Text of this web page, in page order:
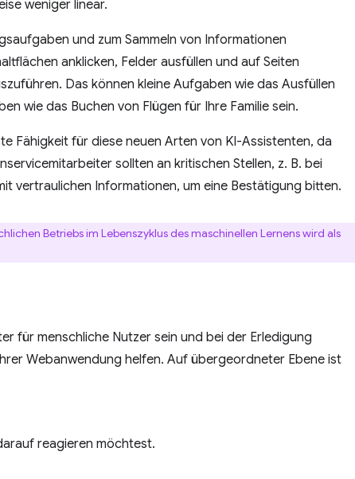
weniger linear.
und zum Sammeln von Informationen
anklicken, Felder ausfüllen und auf Seiten
Das können kleine Aufgaben wie das Ausfüllen
wie das Buchen von Flügen für Ihre Familie sein.
Fähigkeit für diese neuen Arten von KI-Assistenten, da
sollten an kritischen Stellen, z. B. bei
vertraulichen Informationen, um eine Bestätigung bitten.
Betriebs im Lebenszyklus des maschinellen Lernens wird als
für menschliche Nutzer sein und bei der Erledigung
Webanwendung helfen. Auf übergeordneter Ebene ist
reagieren möchtest.